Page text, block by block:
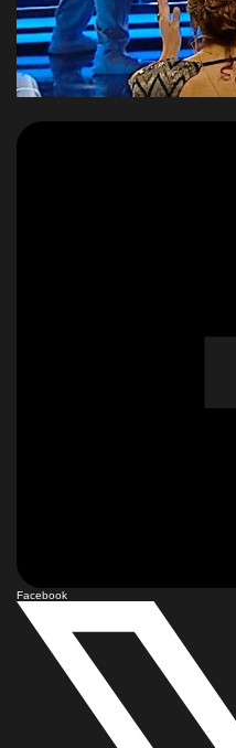
Facebook